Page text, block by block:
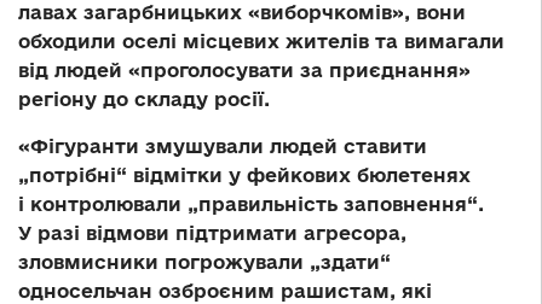
лавах загарбницьких «виборчкомів», вони
обходили оселі місцевих жителів та вимагали
від людей «проголосувати за приєднання»
регіону до складу росії.
«Фігуранти змушували людей ставити
„потрібні“ відмітки у фейкових бюлетенях
і контролювали „правильність заповнення“.
У разі відмови підтримати агресора,
зловмисники погрожували „здати“
односельчан озброєним рашистам, які